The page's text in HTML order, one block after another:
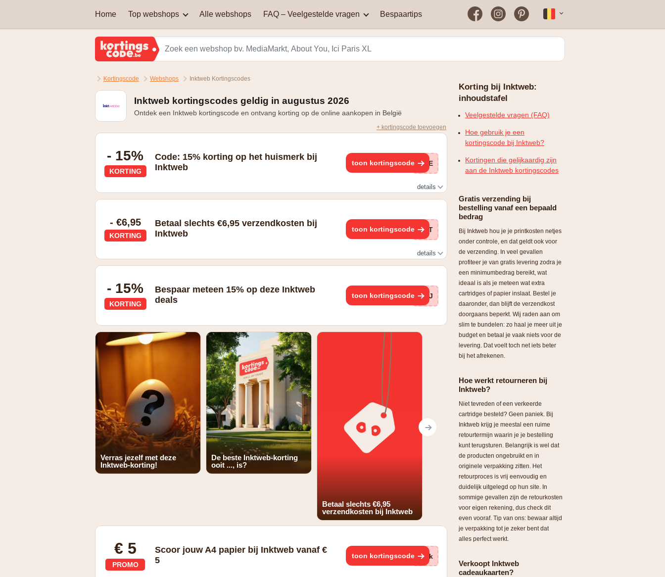
Home Top webshops
AEG AliExpress Aqualibi
Martin's Hotels Plopsaland Theater Hotel
Samsung Smeg Vanden Borre WONDR
Alle webshops FAQ – Veelgestelde vragen
Welke soort kortingscodes
zijn er?
Waar kan je kortingscodes
vinden?
Waarom werkt mijn
kortingscode niet?
kortingscode?
Kan je een kortingscode
combineren om nog extra
korting te krijgen?
Hoe bereken je korting?
kortingen en aanbiedingen
FAQ – Veelgestelde vragen
Bespaartips
FacebookInstagramPinterest
Kortingscode Webshops Inktweb Kortingscodes
Inktweb kortingscodes geldig in augustus 2026
Ontdek een Inktweb kortingscode en ontvang korting op de online aankopen in België
+ kortingscode toevoegen
- 15%
KORTING
Code: 15% korting op het huismerk bij
Inktweb
toon kortingscode NIE
details
- €6,95
KORTING
Betaal slechts €6,95 verzendkosten bij
Inktweb
toon kortingscode TDT
details
- 15%
KORTING
Bespaar meteen 15% op deze Inktweb
deals
toon kortingscode UJJ
Verras jezelf met deze
Inktweb-korting!
De beste Inktweb-korting
ooit ..., is?
Betaal slechts €6,95
verzendkosten bij Inktweb
€ 5
PROMO
Scoor jouw A4 papier bij Inktweb vanaf €
5
toon kortingscode Nkk
Korting bij Inktweb:
inhoudstafel
Veelgestelde vragen (FAQ)
Hoe gebruik je een
kortingscode bij Inktweb?
Kortingen die gelijkaardig zijn
aan de Inktweb kortingscodes
Gratis verzending bij
bestelling vanaf een bepaald
bedrag
Bij Inktweb hou je je printkosten netjes
onder controle, en dat geldt ook voor
de verzending. In veel gevallen
profiteer je van gratis levering zodra je
een minimumbedrag bereikt, wat
ideaal is als je meteen wat extra
cartridges of papier inslaat. Bestel je
daaronder, dan blijft de verzendkost
doorgaans beperkt. Wij raden aan om
slim te bundelen: zo haal je meer uit je
budget en betaal je vaak niets voor de
levering. Dat voelt toch net iets beter
bij het afrekenen.
Hoe werkt retourneren bij
Inktweb?
Niet tevreden of een verkeerde
cartridge besteld? Geen paniek. Bij
Inktweb krijg je meestal een ruime
retourtermijn waarin je je bestelling
kunt terugsturen. Belangrijk is wel dat
de producten ongebruikt en in
originele verpakking zitten. Het
retourproces is vrij eenvoudig en
duidelijk uitgelegd op hun site. In
sommige gevallen zijn de retourkosten
voor eigen rekening, dus check dit
even vooraf. Tip van ons: bewaar altijd
je verpakking tot je zeker bent dat
alles perfect werkt.
Verkoopt Inktweb
cadeaukaarten?